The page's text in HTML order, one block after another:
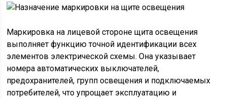
Маркировка на лицевой стороне щита освещения
выполняет функцию точной идентификации всех
элементов электрической схемы. Она указывает
номера автоматических выключателей,
предохранителей, групп освещения и подключаемых
потребителей, что упрощает эксплуатацию и